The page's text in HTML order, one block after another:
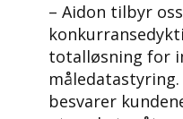
– Aidon tilbyr
totalløsning for
besvarer